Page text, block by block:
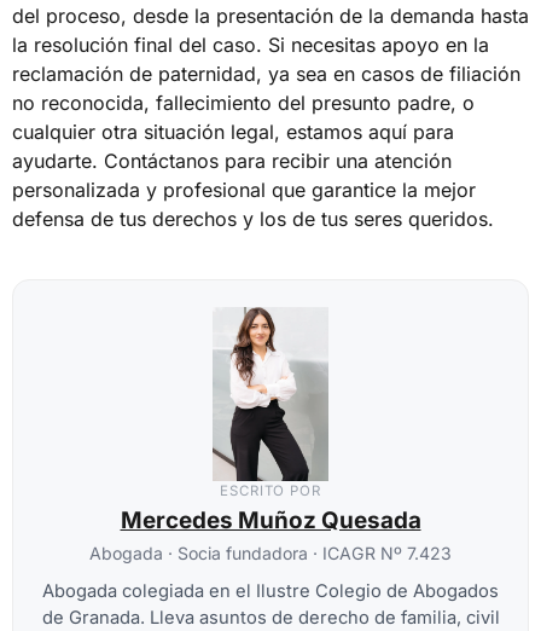
del proceso, desde la presentación de la demanda hasta
la resolución final del caso. Si necesitas apoyo en la
reclamación de paternidad, ya sea en casos de filiación
no reconocida, fallecimiento del presunto padre, o
cualquier otra situación legal, estamos aquí para
ayudarte. Contáctanos para recibir una atención
personalizada y profesional que garantice la mejor
defensa de tus derechos y los de tus seres queridos.
ESCRITO POR
Mercedes Muñoz Quesada
Abogada · Socia fundadora · ICAGR Nº 7.423
Abogada colegiada en el Ilustre Colegio de Abogados
de Granada. Lleva asuntos de derecho de familia, civil